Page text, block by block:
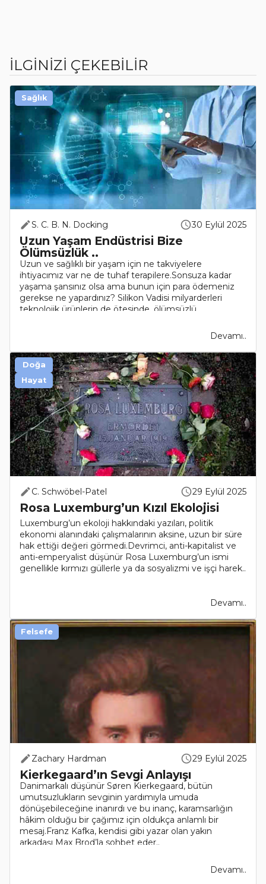
İLGİNİZİ ÇEKEBİLİR
S. C. B. N. Docking 30 Eylül 2025
Uzun Yaşam Endüstrisi Bize
Ölümsüzlük ..
Uzun ve sağlıklı bir yaşam için ne takviyelere
ihtiyacımız var ne de tuhaf terapilere.Sonsuza kadar
yaşama şansınız olsa ama bunun için para ödemeniz
gerekse ne yapardınız? Silikon Vadisi milyarderleri
teknolojik ürünlerin de ötesinde, ölümsüzlü..
Devamı..
Sağlık
C. Schwöbel-Patel 29 Eylül 2025
Rosa Luxemburg’un Kızıl Ekolojisi
Luxemburg’un ekoloji hakkındaki yazıları, politik
ekonomi alanındaki çalışmalarının aksine, uzun bir süre
hak ettiği değeri görmedi.Devrimci, anti-kapitalist ve
anti-emperyalist düşünür Rosa Luxemburg’un ismi
genellikle kırmızı güllerle ya da sosyalizmi ve işçi harek..
Devamı..
Doğa
Hayat
Zachary Hardman 29 Eylül 2025
Kierkegaard’ın Sevgi Anlayışı
Danimarkalı düşünür Søren Kierkegaard, bütün
umutsuzlukların sevginin yardımıyla umuda
dönüşebileceğine inanırdı ve bu inanç, karamsarlığın
hâkim olduğu bir çağımız için oldukça anlamlı bir
mesaj.Franz Kafka, kendisi gibi yazar olan yakın
arkadaşı Max Brod’la sohbet eder..
Devamı..
Felsefe